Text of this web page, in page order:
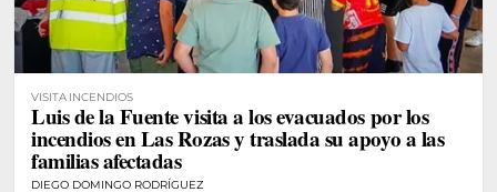
VISITA INCENDIOS
Luis de la Fuente visita a los evacuados por los
incendios en Las Rozas y traslada su apoyo a las
familias afectadas
DIEGO DOMINGO RODRÍGUEZ